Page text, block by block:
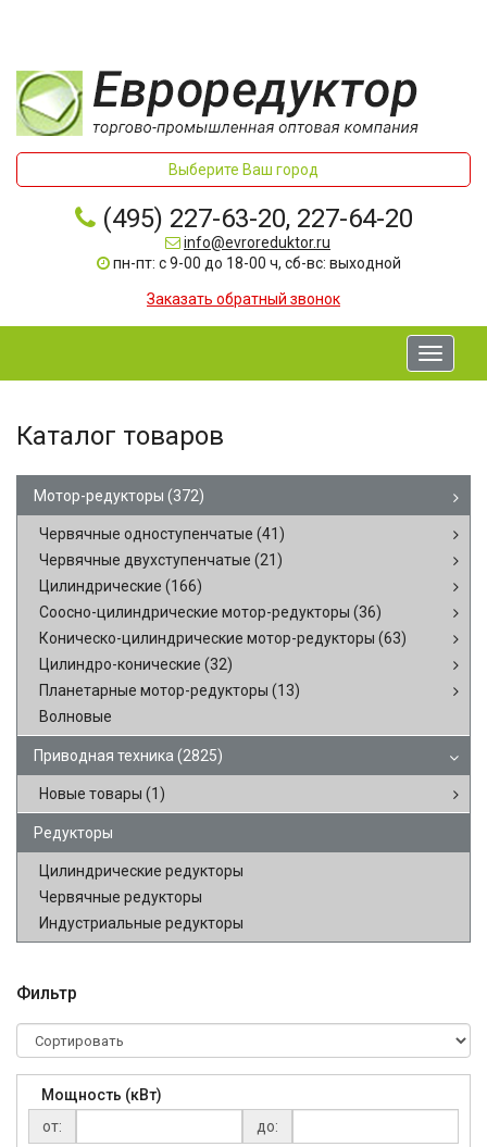
Выберите Ваш город
(495) 227-63-20, 227-64-20
info@evroreduktor.ru
пн-пт: с 9-00 до 18-00 ч, сб-вс: выходной
Заказать обратный звонок
Toggle
Каталог товаров
Мотор-редукторы (372)
Червячные одноступенчатые (41)
Червячные двухступенчатые (21)
Цилиндрические (166)
Соосно-цилиндрические мотор-редукторы (36)
Коническо-цилиндрические мотор-редукторы (63)
Цилиндро-конические (32)
Планетарные мотор-редукторы (13)
Волновые
Приводная техника (2825)
Новые товары (1)
Редукторы
Цилиндрические редукторы
Червячные редукторы
Индустриальные редукторы
Фильтр
Мощность (кВт)
от:
до: